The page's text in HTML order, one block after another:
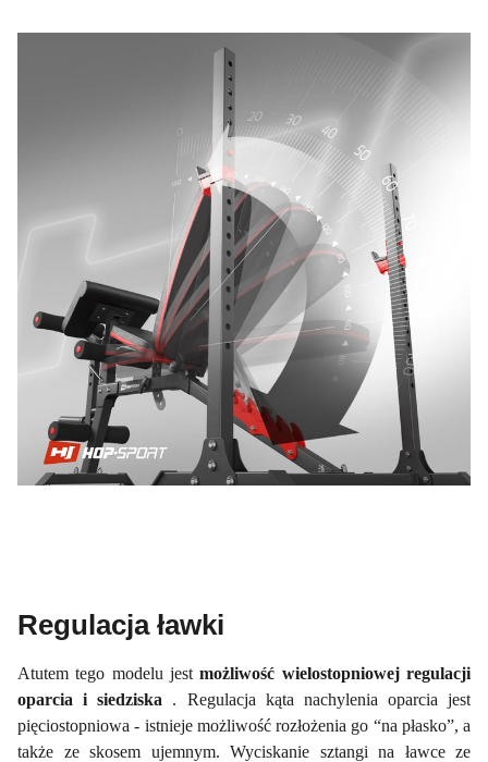
Regulacja ławki
Atutem tego modelu jestmożliwość wielostopniowej regulacji
oparcia i siedziska . Regulacja kąta nachylenia oparcia jest
pięciostopniowa - istnieje możliwość rozłożenia go “na płasko”, a
także ze skosem ujemnym. Wyciskanie sztangi na ławce ze